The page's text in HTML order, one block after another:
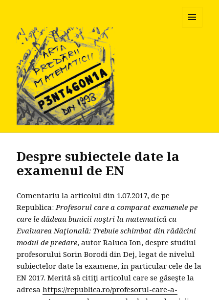
Despre subiectele date la
examenul de EN
Comentariu la articolul din 1.07.2017, de pe
Republica:Profesorul care a comparat examenele pe
care le dădeau bunicii noştri la matematică cu
Evaluarea Naţională: Trebuie schimbat din rădăcini
modul de predare, autor Raluca Ion, despre studiul
profesorului Sorin Borodi din Dej, legat de nivelul
subiectelor date la examene, în particular cele de la
EN 2017. Merită să citiţi articolul care se găseşte la
adresahttps://republica.ro/profesorul-care-a-